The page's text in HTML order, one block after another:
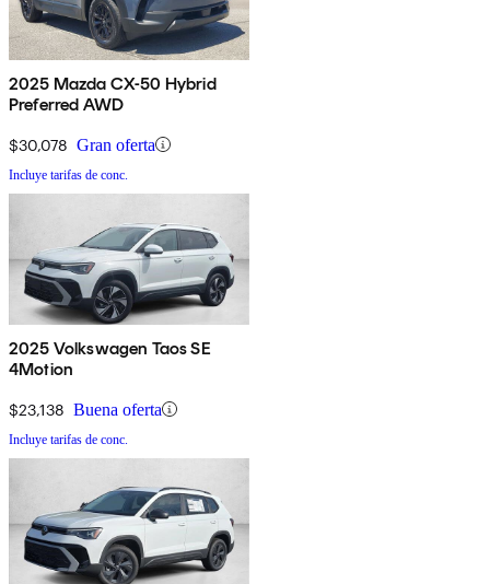
2025 Mazda CX-50 Hybrid
Preferred AWD
$30,078 Gran oferta
Incluye tarifas de conc.
2025 Volkswagen Taos SE
4Motion
$23,138 Buena oferta
Incluye tarifas de conc.